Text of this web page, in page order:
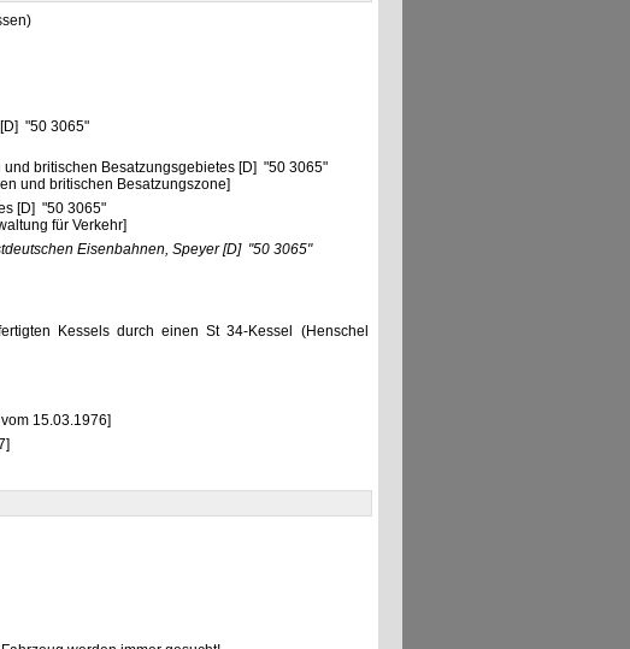
"50 3065"
britischen Besatzungsgebietes [D] "50 3065"
und britischen Besatzungszone]
[D] "50 3065"
für Verkehr]
Eisenbahnen, Speyer [D] "50 3065"
Kessels durch einen St 34-Kessel (Henschel
15.03.1976]